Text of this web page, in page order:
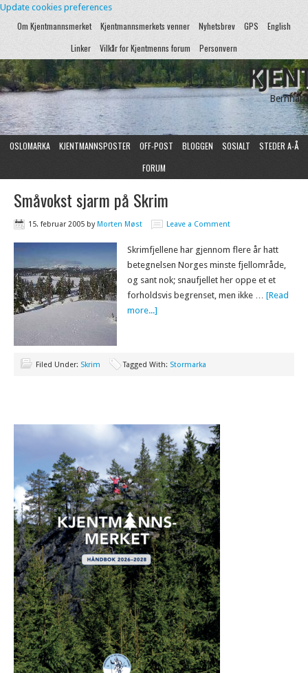
Update cookies preferences
Om Kjentmannsmerket Kjentmannsmerkets venner Nyhetsbrev GPS
English
Linker
Vilkår for Kjentmenns forum Personvern
OSLOMARKA KJENTMANNSPOSTER OFF-POST BLOGGEN SOSIALT
STEDER A-Å
FORUM
Småvokst sjarm på Skrim
15. februar 2005 byMorten Møst Leave a Comment
Skrimfjellene har gjennom flere år hatt
betegnelsen Norges minste fjellområde,
og sant nok; snaufjellet her oppe et et
forholdsvis begrenset, men ikke … [Read
more...]
Filed Under: Skrim Tagged With: Stormarka